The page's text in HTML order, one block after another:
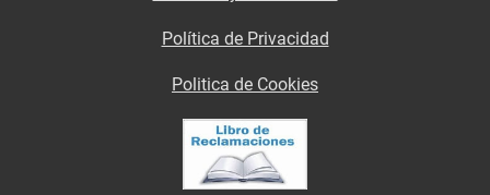
Política de Privacidad
Politica de Cookies